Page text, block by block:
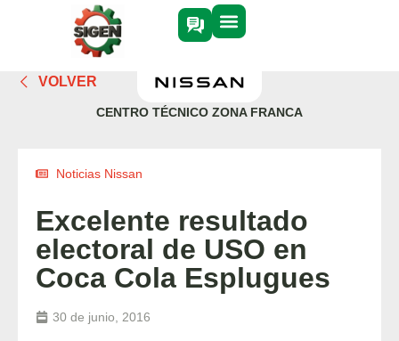
VOLVER
CENTRO TÉCNICO ZONA FRANCA
Noticias Nissan
Excelente resultado
electoral de USO en
Coca Cola Esplugues
30 de junio, 2016